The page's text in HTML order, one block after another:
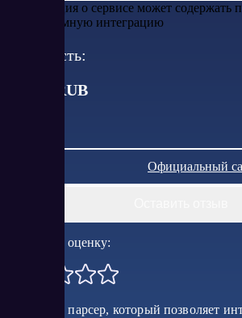
Информация о сервисе может содержать
или рекламную интеграцию
Стоимость:
RUB
Официальный
Поставить оценку:
Облачный парсер, который позволяет